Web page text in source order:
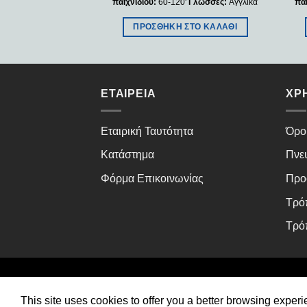
παιχνιδιού:60-120' Γλώσσες:Αγγλικά
ΠΡΟΣΘΉΚΗ ΣΤΟ ΚΑΛΆΘΙ
ΕΤΑΙΡΕΊΑ
Εταιρική Ταυτότητα
Κατάστημα
Φόρμα Επικοινωνίας
This site uses cookies to offer you a better browsing